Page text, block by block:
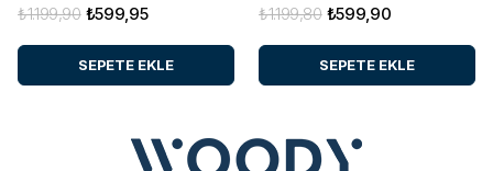
₺599,95
₺1.199,90
SEPETE EKLE
₺599,90
₺1.199,80
SEPETE EKLE